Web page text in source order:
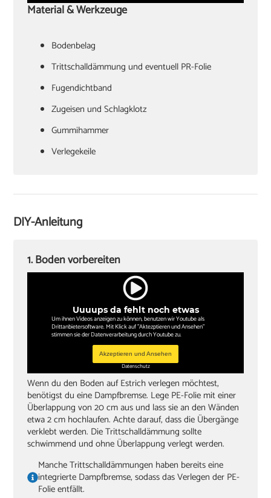
Material & Werkzeuge
Bodenbelag
Trittschalldämmung und eventuell PR-Folie
Fugendichtband
Zugeisen und Schlagklotz
Gummihammer
Verlegekeile
Akkuschrauber
Stichsäge und Kappsäge
Bleistift
DIY-Anleitung
Uuuups da fehlt noch etwas
Um ihnen Videos anzeigen zu können, benutzen wir Youtube als
Drittanbietersoftware. Mit Klick auf "Aktezptieren und Ansehen"
stimmen sie der Datenverarbeitung durch Youtube zu.
Akzeptieren und Ansehen
Datenschutz
1. Boden vorbereiten
Wenn du den Boden auf Estrich verlegen möchtest,
benötigst du eine Dampfbremse. Lege PE-Folie mit einer
Überlappung von 20 cm aus und lass sie an den Wänden
etwa 2 cm hochlaufen. Achte darauf, dass die Übergänge
verklebt werden. Die Trittschalldämmung sollte
schwimmend und ohne Überlappung verlegt werden.
Manche Trittschalldämmungen haben bereits eine
integrierte Dampfbremse, sodass das Verlegen der PE-
Folie entfällt.